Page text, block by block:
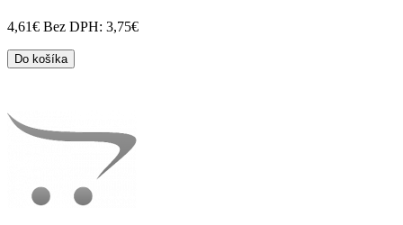
4,61€ Bez DPH: 3,75€
Do košíka